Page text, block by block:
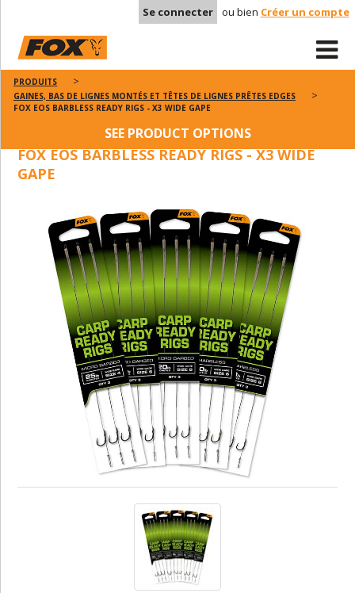
Se connecter ou bien Créer un compte
PRODUITS
GAINES, BAS DE LIGNES MONTÉS ET TÊTES DE LIGNES PRÊTES EDGES
FOX EOS BARBLESS READY RIGS - X3 WIDE GAPE
SEE PRODUCT OPTIONS
FOX EOS BARBLESS READY RIGS - X3 WIDE
GAPE